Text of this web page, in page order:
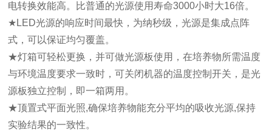
电转换效能高。比普通的光源使用寿命3000小时大16倍。
★LED光源的响应时间最快，为纳秒级，光源是集成点阵
式，可以保证均匀覆盖。
★灯箱可轻松更换，并可做光源板使用，在培养物所需温度
与环境温度要求一致时，可关闭机器的温度控制开关，是光
源板独立控制，即一箱两用。
★顶置式平面光照,确保培养物能充分平均的吸收光源,保持
实验结果的一致性。